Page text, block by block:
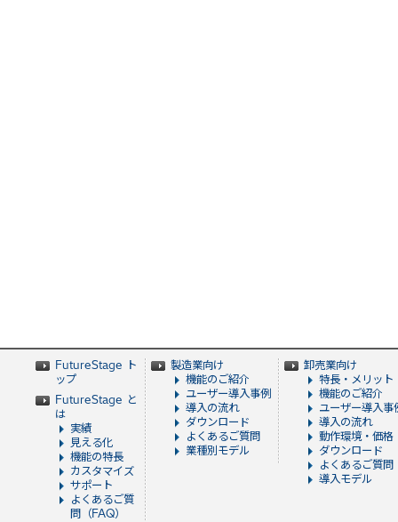
FutureStage ト
ップ
FutureStage と
は
実績
見える化
機能の特長
カスタマイズ
サポート
よくあるご質
問（FAQ）
製造業向け
機能のご紹介
ユーザー導入事例
導入の流れ
ダウンロード
よくあるご質問
業種別モデル
卸売業向け
特長・メリット
機能のご紹介
ユーザー導入事
導入の流れ
動作環境・価格
ダウンロード
よくあるご質問
導入モデル